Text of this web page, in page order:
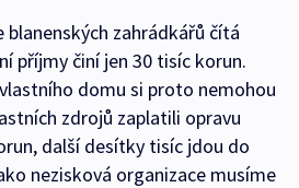
blanenských zahrádkářů čítá
příjmy činí jen 30 tisíc korun.
domu si proto nemohou
zdrojů zaplatili opravu
další desítky tisíc jdou do
nezisková organizace musíme